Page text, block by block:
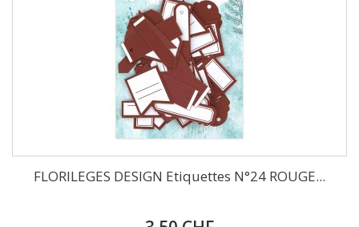
FLORILEGES DESIGN Etiquettes N°24 ROUGE...